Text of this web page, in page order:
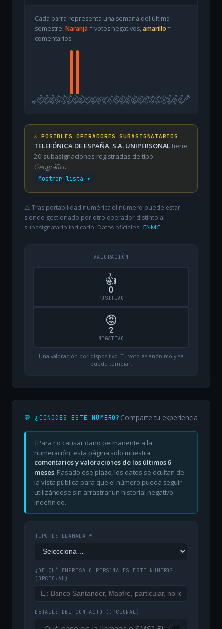
Cada barra representa una semana del último
semestre. Naranja= votos negativos, amarillo =
comentarios.
09/02
16/0223/0202/0309/0316/0323/0330/0306/0413/0420/0427/0404/0511/0518/0525/0501/0608/0615/0622/0629/0606/0713/0720/0727/07
03/08
⚠️ POSIBLES OPERADORES SUBASIGNATARIOS
TELEFÓNICA DE ESPAÑA, S.A. UNIPERSONALtiene
20 subasignaciones registradas de tipo
Geográfico.
Mostrar lista ▾
⚠️ Tras portabilidad numérica el número puede estar
siendo gestionado por otro operador distinto al
subasignatario indicado. Datos oficiales: CNMC.
VALORACIÓN
👍
0
POSITIVO
😡
2
NEGATIVO
Una valoración por dispositivo. Tu voto es anónimo y se
puede cambiar.
💬 ¿CONOCES ESTE NÚMERO? Comparte tu experiencia
ℹ️ Para no causar daño permanente a la
numeración, esta página solo muestra
comentarios y valoraciones de los últimos 6
meses. Pasado ese plazo, los datos se ocultan de
la vista pública para que el número pueda seguir
utilizándose sin arrastrar un historial negativo
indefinido.
TIPO DE LLAMADA *
¿DE QUÉ EMPRESA O PERSONA ES ESTE NÚMERO?
(OPCIONAL)
DETALLE DEL CONTACTO (OPCIONAL)